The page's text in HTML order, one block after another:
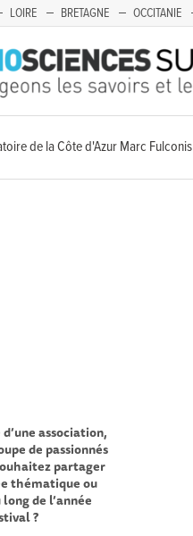
LOIRE BRETAGNE OCCITANIE
de la Côte d'Azur Marc Fulconis
association,
de passionnés
partager
thématique ou
de l’année
?